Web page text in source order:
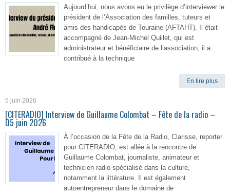
Aujourd’hui, nous avons eu le privilège d’interviewer le
président de l’Association des familles, tuteurs et
amis des handicapés de Touraine (AFTAHT). Il était
accompagné de Jean-Michel Quillet, qui est
administrateur et bénéficiaire de l’association, il a
contribué à la technique
En lire plus
5 juin 2026
[CITERADIO] Interview de Guillaume Colombat – Fête de la radio –
05 juin 2026
À l’occasion de la Fête de la Radio, Clarisse, reporter
pour CITERADIO, est allée à la rencontre de
Guillaume Colombat, journaliste, animateur et
technicien radio spécialisé dans la culture,
notamment la littérature. Il est également
autoentrepreneur dans le domaine de